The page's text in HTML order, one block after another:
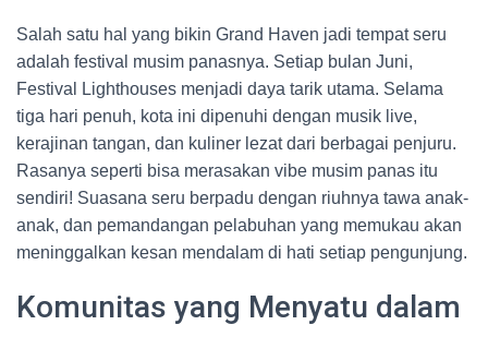
Salah satu hal yang bikin Grand Haven jadi tempat seru
adalah festival musim panasnya. Setiap bulan Juni,
Festival Lighthouses menjadi daya tarik utama. Selama
tiga hari penuh, kota ini dipenuhi dengan musik live,
kerajinan tangan, dan kuliner lezat dari berbagai penjuru.
Rasanya seperti bisa merasakan vibe musim panas itu
sendiri! Suasana seru berpadu dengan riuhnya tawa anak-
anak, dan pemandangan pelabuhan yang memukau akan
meninggalkan kesan mendalam di hati setiap pengunjung.
Komunitas yang Menyatu dalam